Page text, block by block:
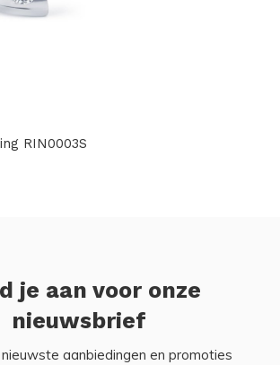
RIN0003S
je aan voor onze
nieuwsbrief
aanbiedingen en promoties